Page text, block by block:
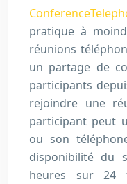
pratique à
réunions
un partage de
participants
rejoindre une
participant peut
ou son
disponibilité du
heures sur 24